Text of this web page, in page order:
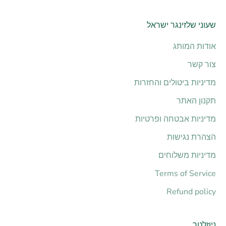
שעוני שלזינגר ישראל
אודות המותג
צור קשר
מדיניות ביטולים והחזרות
תקנון האתר
מדיניות אבטחה ופרטיות
הצהרת נגישות
מדיניות משלוחים
Terms of Service
Refund policy